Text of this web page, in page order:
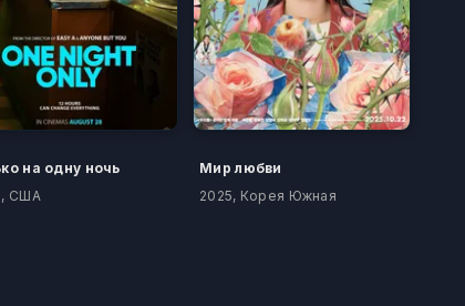
на одну ночь
США
Мир любви
2025, Корея Южная